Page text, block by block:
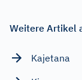
Weitere Artikel
Kajetana